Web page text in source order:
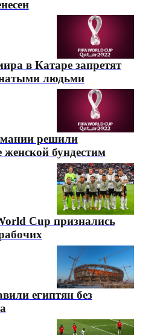
в Катаре запретят
людьми
решили
бундестим
Cup признались
египтян без